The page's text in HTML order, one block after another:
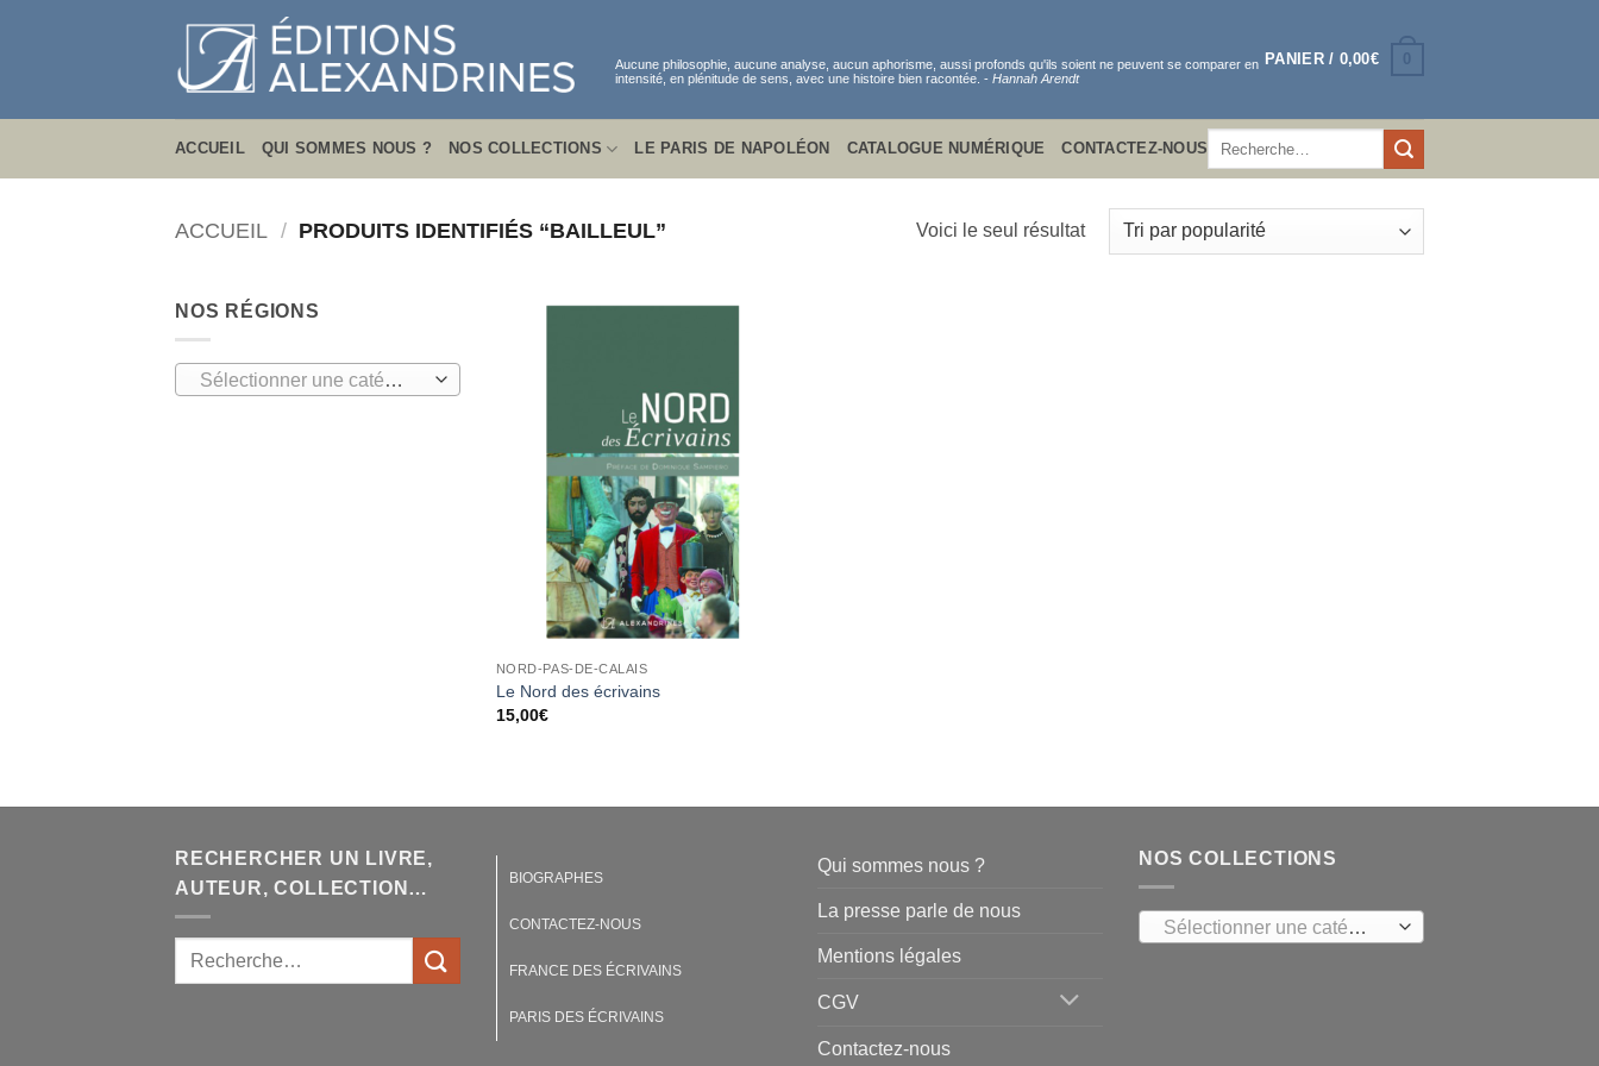
Aucune philosophie, aucune analyse, aucun aphorisme, aussi profonds qu'ils soient ne peuvent se comparer en
intensité, en plénitude de sens, avec une histoire bien racontée. - Hannah Arendt
PANIER / 0,00€
ACCUEIL QUI SOMMES NOUS ? NOS COLLECTIONS LE PARIS DE NAPOLÉON CATALOGUE NUMÉRIQUE CONTACTEZ-NOUS
ACCUEIL / PRODUITS IDENTIFIÉS “BAILLEUL” Voici le seul résultat
NOS RÉGIONS
Sélectionner une catégorie
NORD-PAS-DE-CALAIS
Le Nord des écrivains
15,00€
RECHERCHER UN LIVRE,
AUTEUR, COLLECTION…
BIOGRAPHES
CONTACTEZ-NOUS
FRANCE DES ÉCRIVAINS
PARIS DES ÉCRIVAINS
Qui sommes nous ?
La presse parle de nous
Mentions légales
CGV
Contactez-nous
NOS COLLECTIONS
Sélectionner une catégorie